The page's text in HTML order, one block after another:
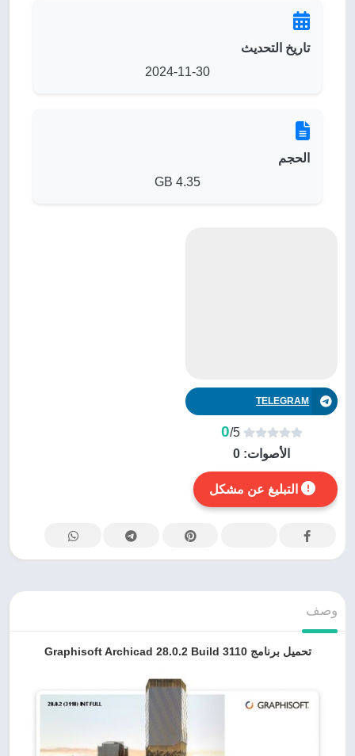
تاريخ التحديث
2024-11-30
الحجم
4.35 GB
TELEGRAM
0/5
الأصوات: 0
التبليغ عن مشكل
وصف
تحميل برنامج Graphisoft Archicad 28.0.2 Build 3110